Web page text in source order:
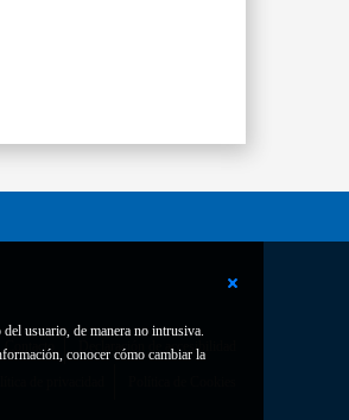
usuario, de manera no intrusiva.
conocer cómo cambiar la
Contacto Declaración de accesibilidad